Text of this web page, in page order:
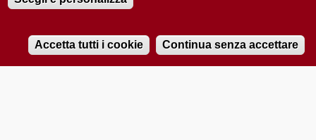
Audio
2012
Accetta tutti i cookie Continua senza accettare